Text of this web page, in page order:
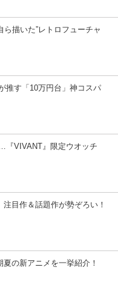
描いた”レトロフューチャ
推す「10万円台」神コスパ
『VIVANT』限定ウオッチ
目作＆話題作が勢ぞろい！
夏の新アニメを一挙紹介！